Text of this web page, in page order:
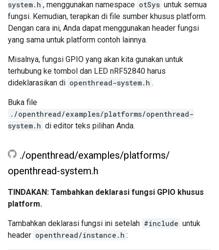
system.h , menggunakan namespace otSys untuk semua
fungsi. Kemudian, terapkan di file sumber khusus platform.
Dengan cara ini, Anda dapat menggunakan header fungsi
yang sama untuk platform contoh lainnya.
Misalnya, fungsi GPIO yang akan kita gunakan untuk
terhubung ke tombol dan LED nRF52840 harus
dideklarasikan di openthread-system.h .
Buka file
./openthread/examples/platforms/openthread-
system.h di editor teks pilihan Anda.
./openthread/examples/platforms/
openthread-system.h
TINDAKAN: Tambahkan deklarasi fungsi GPIO khusus
platform.
Tambahkan deklarasi fungsi ini setelah #include untuk
header openthread/instance.h :